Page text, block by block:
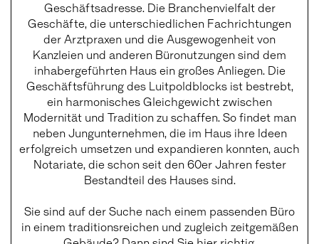
Geschäftsadresse. Die Branchenvielfalt der
Geschäfte, die unterschiedlichen Fachrichtungen
der Arztpraxen und die Ausgewogenheit von
Kanzleien und anderen Büronutzungen sind dem
inhabergeführten Haus ein großes Anliegen. Die
Geschäftsführung des Luitpoldblocks ist bestrebt,
ein harmonisches Gleichgewicht zwischen
Modernität und Tradition zu schaffen. So findet man
neben Jungunternehmen, die im Haus ihre Ideen
erfolgreich umsetzen und expandieren konnten, auch
Notariate, die schon seit den 60er Jahren fester
Bestandteil des Hauses sind.
Sie sind auf der Suche nach einem passenden Büro
in einem traditionsreichen und zugleich zeitgemäßen